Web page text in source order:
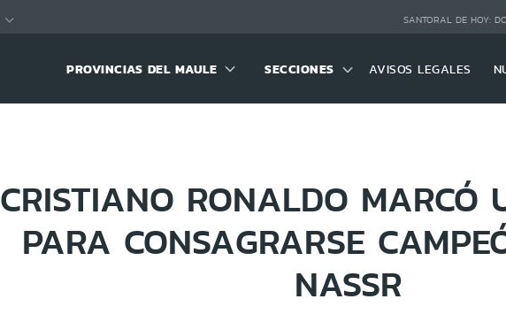
SANTORAL DE HOY:
PROVINCIAS DEL MAULE SECCIONES AVISOS LEGALES
CRISTIANO RONALDO MARCÓ
PARA CONSAGRARSE
NASSR